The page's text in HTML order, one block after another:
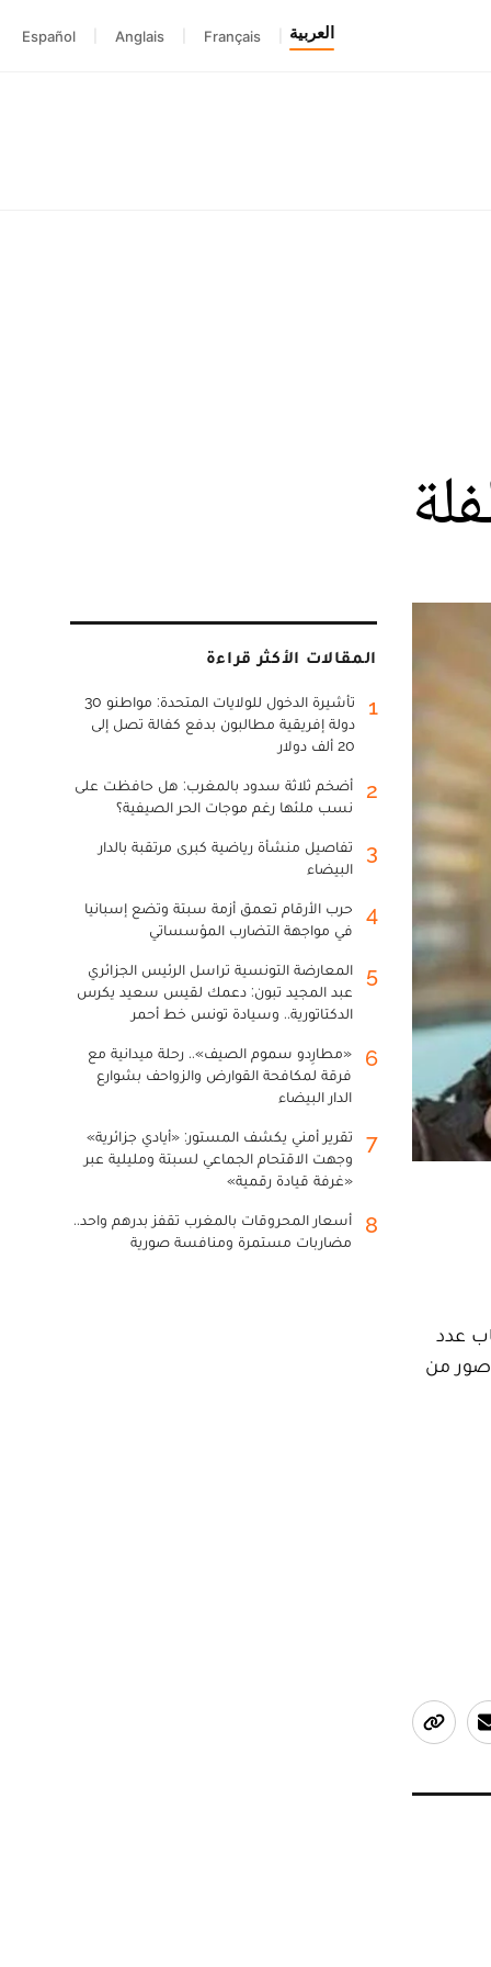
العربية Français
Anglais
Español
عدد
صور من
المقالات الأكثر قراءة
1
تأشيرة الدخول للولايات المتحدة: مواطنو 30
دولة إفريقية مطالبون بدفع كفالة تصل إلى
20 ألف دولار
2
أضخم ثلاثة سدود بالمغرب: هل حافظت على
نسب ملئها رغم موجات الحر الصيفية؟
3
تفاصيل منشأة رياضية كبرى مرتقبة بالدار
البيضاء
4
حرب الأرقام تعمق أزمة سبتة وتضع إسبانيا
في مواجهة التضارب المؤسساتي
5
المعارضة التونسية تراسل الرئيس الجزائري
عبد المجيد تبون: دعمك لقيس سعيد يكرس
الدكتاتورية.. وسيادة تونس خط أحمر
6
«مطارِدو سموم الصيف».. رحلة ميدانية مع
فرقة لمكافحة القوارض والزواحف بشوارع
الدار البيضاء
7
تقرير أمني يكشف المستور: «أيادي جزائرية»
وجهت الاقتحام الجماعي لسبتة ومليلية عبر
«غرفة قيادة رقمية»
8
أسعار المحروقات بالمغرب تقفز بدرهم واحد..
مضاربات مستمرة ومنافسة صورية